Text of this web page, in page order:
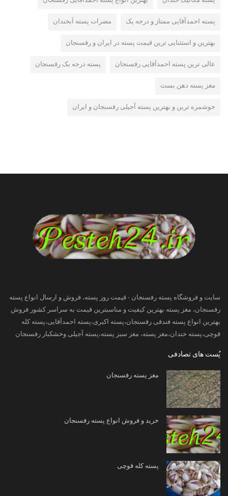
پسته احمدآقایی ممتاز و درجه یک مضرات پسته آبخندان
بهترین و استثنایی ترین قیمت پسته در ایران و رفسنجان
عالی ترین پسته احمدآقایی رفسنجان پسته درجه یک رفسنجان
مغز پسته دهن بست
خوشمزه ترین و بهترین پسته آجیلی رفسنجان و ایران
سایت و فروشگاه پسته رفسنجان - قیمت روز پسته، فروش و ارسال انواع پسته
رفسنجان، مغز پسته بهترین کیفیت و مناسبترین قیمت به سراسر کشور فروش
بهترین انواع پسته فندقی رفسنجان،پسته اکبری،پسته احمدآقایی،پسته کله
قوچی،پسته خندان،مغز پسته، مغز سبز پسته،پسته آجیلی وخشکبار رفسنجان
پُست های تصادفی
مغز پسته رفسنجان
خرید و فروش انواع پسته رفسنجان
پسته کله قوچی